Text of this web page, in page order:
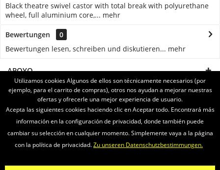
Black theatre swivel castor with total break with polyurethane
wheel, full aluminium core,... mehr
Bewertungen
0
Bewertungen lesen, schreiben und diskutieren... mehr
APOYO
SERVICE
INFORMATIONEN
ENVIAMOS CON
Newsletter Sobre nosotros Vídeos Contacto Widerrufsrecht
Utilizamos cookies Algunos de ellos son técnicamente necesarios (por
ejemplo, para el carrito de compras), otros nos ayudan a mejorar nuestras
ofertas y ofrecerle una mejor experiencia de usuario.
Acepta las siguientes cookies haciendo clic en Aceptar todo. Encontrará más
información en la configuración de privacidad, donde también puede
cambiar su selección en cualquier momento. Simplemente vaya a la página
con la política de privacidad.Zu unseren Datenschutzbestimmungen.